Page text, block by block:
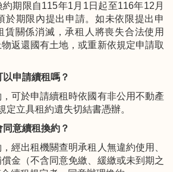
約期限自115年1 月 1 日起至116年12 月
於期限內提出申請。如未依限提出申
賃關係消滅，承租人將喪失合法使用
返還國有土地，或重新依規定申請取
申請續租嗎？
可於申請續租時依國有非公用不動產
定立具租約遺失切結書憑辦。
意續租換約？
經出租機關查明承租人無違約使用、
金（不含同意免繳、緩繳或未到期之